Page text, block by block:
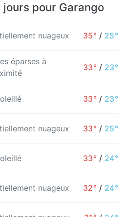
pour Garango
nuageux 35° / 25°
éparses à
33° / 23°
33° / 23°
nuageux 33° / 25°
33° / 24°
nuageux 32° / 24°